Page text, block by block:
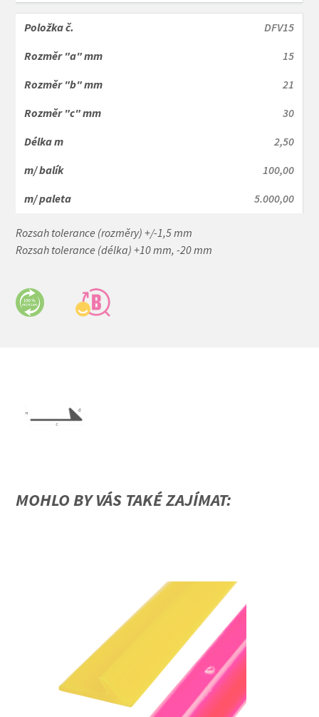
DFV15
15
21
30
2,50
100,00
5.000,00
Rozsah tolerance (rozměry) +/-1,5 mm
Rozsah tolerance (délka) +10 mm, -20 mm
MOHLO BY VÁS TAKÉ ZAJÍMAT: